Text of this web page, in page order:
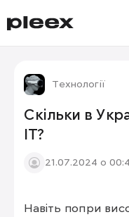
Технології
Скільки в
ІТ?
21.07.2024 о
Навіть попри